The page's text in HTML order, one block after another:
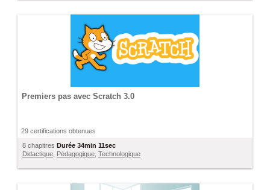
Premiers pas avec Scratch 3.0
29 certifications obtenues
8 chapitres Durée 34min 11sec
Didactique Pédagogique Technologique